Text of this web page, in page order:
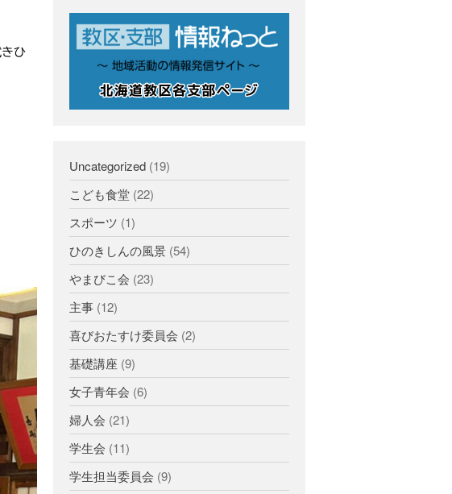
ひのきしんデー
ふせこみひのきし
ようぼく一斉活動日
上川
子ども食堂
富良野
教区祭
ひ
Uncategorized(19)
こども食堂(22)
スポーツ (1)
ひのきしんの風景(54)
やまびこ会 (23)
主事(12)
喜びおたすけ委員会 (2)
基礎講座 (9)
女子青年会 (6)
婦人会 (21)
学生会 (11)
学生担当委員会 (9)